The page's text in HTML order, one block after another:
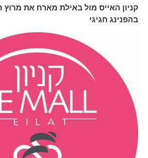
קניון האייס מול באילת מארח את מרוץ
בהפנינג חגיגי